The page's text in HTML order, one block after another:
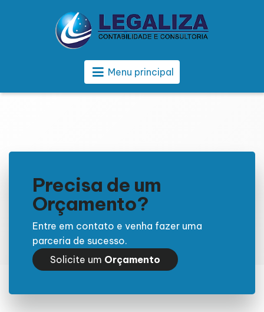
Menu principal
Precisa de um
Orçamento?
Entre em contato e venha fazer uma
parceria de sucesso.
Solicite um Orçamento